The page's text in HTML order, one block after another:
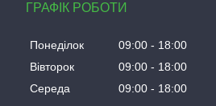
ГРАФІК РОБОТИ
Понеділок 09:00
18:00
Вівторок
09:00
18:00
Середа
09:00
18:00